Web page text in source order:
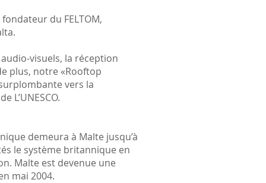
du FELTOM,
visuels, la réception
plus, notre «Rooftop
vers la
L’UNESCO.
demeura à Malte jusqu’à
le système britannique en
Malte est devenue une
mai 2004.